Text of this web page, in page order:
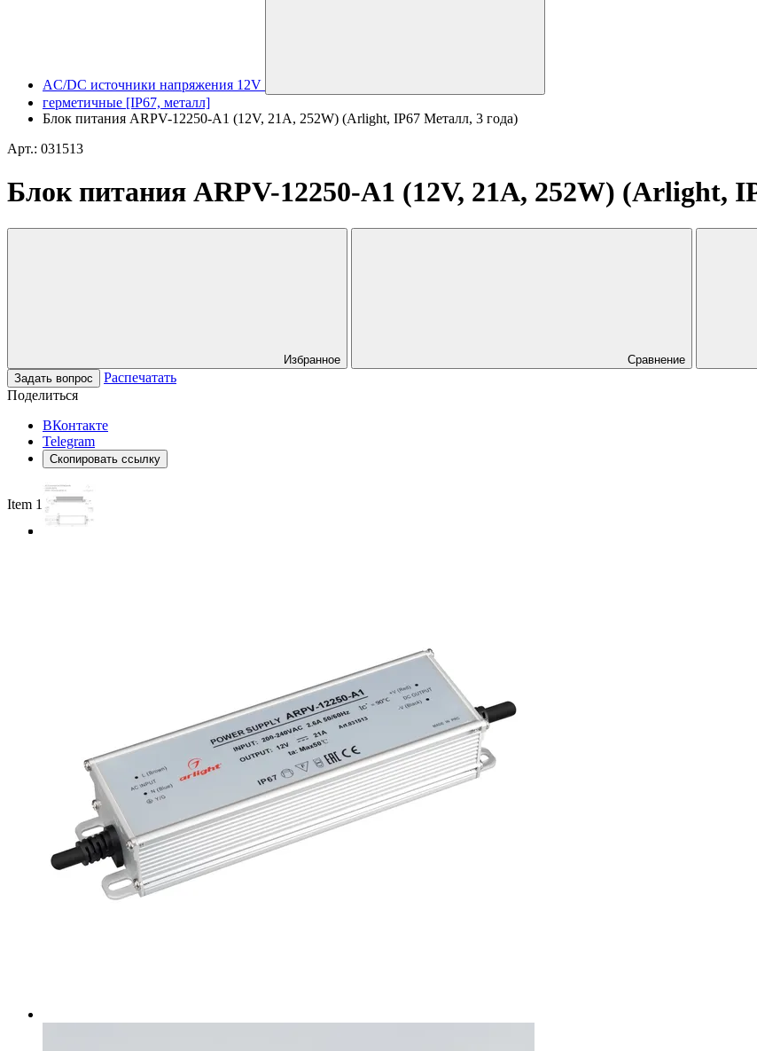
AC/DC источники напряжения 12V
герметичные [IP67, металл]
Блок питания ARPV-12250-A1 (12V, 21A, 252W) (Arlight, IP67 Металл, 3 года)
Арт.: 031513
Блок питания ARPV-12250-A1 (12V, 21A, 252W) (Arlight,
Избранное Сравнение
Задать вопрос
Распечатать
Поделиться
ВКонтакте
Telegram
Скопировать ссылку
Item 1 of 3